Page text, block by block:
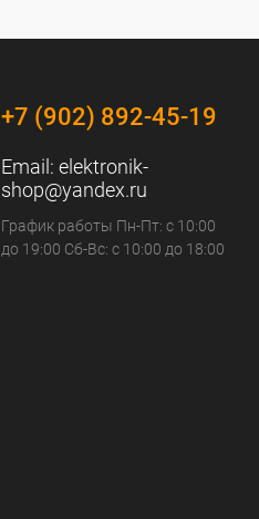
+7 (902) 892-45-19
Email: elektronik-
shop@yandex.ru
График работы Пн-Пт: с 10:00
до 19:00 Сб-Вс: с 10:00 до 18:00